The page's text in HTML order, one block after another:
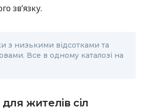
зв’язку.
з низькими відсотками та
Все в одному каталозі на
жителів сіл